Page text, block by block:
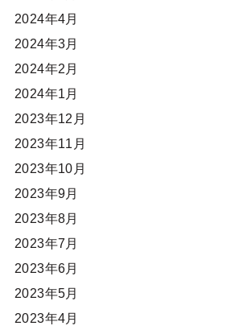
2024年4月
2024年3月
2024年2月
2024年1月
2023年12月
2023年11月
2023年10月
2023年9月
2023年8月
2023年7月
2023年6月
2023年5月
2023年4月